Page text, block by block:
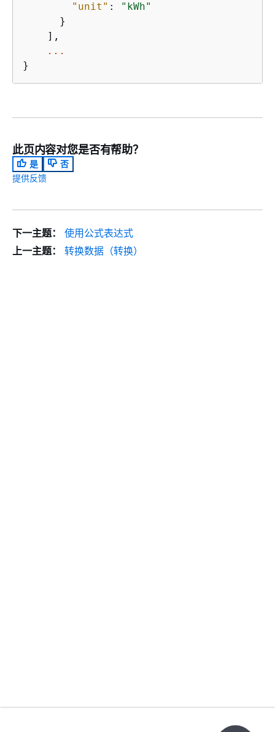
"unit" :
"kWh"
      }
    ],
...
}
此页内容对您是否有帮助？
是
否
提供反馈
下一主题：
使用公式表达式
上一主题：
转换数据（转换）